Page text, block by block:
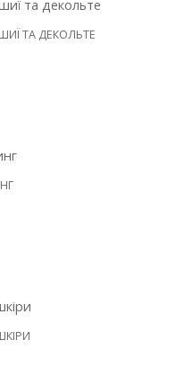
ТА ДЕКОЛЬТЕ